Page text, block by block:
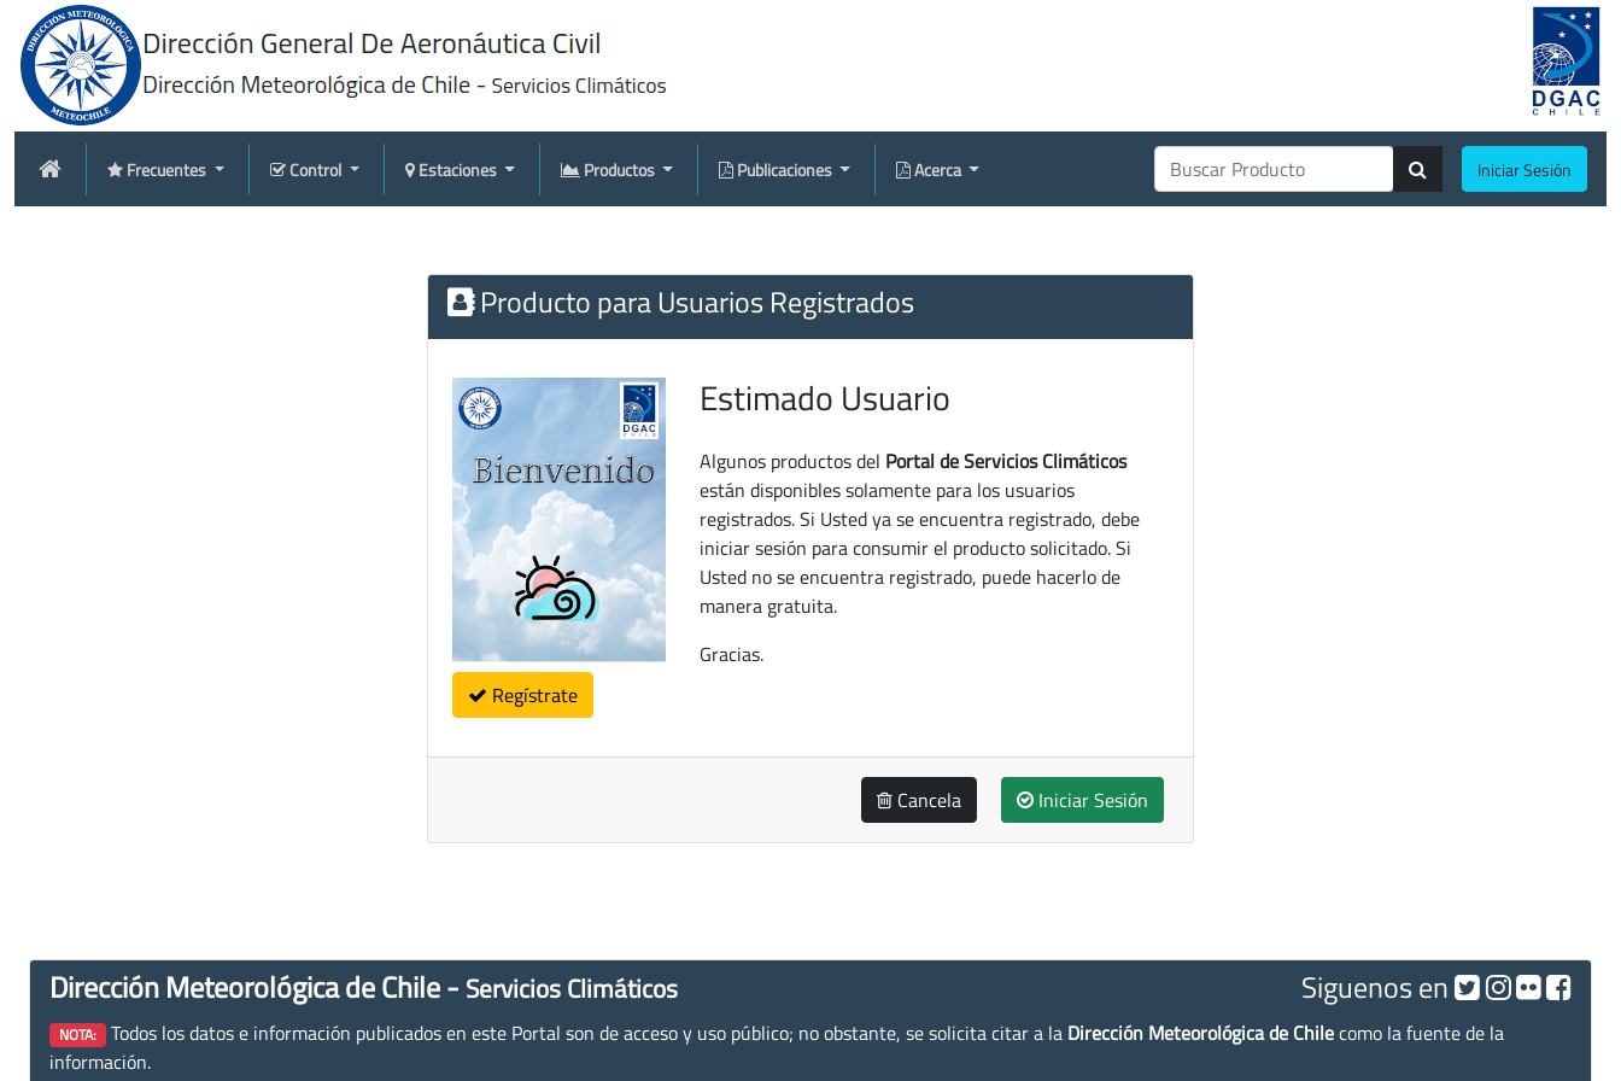
Frecuentes Control Estaciones Productos Publicaciones Acerca Iniciar Sesión
Producto para Usuarios Registrados
Regístrate
Estimado Usuario
Algunos productos del Portal de Servicios Climáticos
están disponibles solamente para los usuarios
registrados. Si Usted ya se encuentra registrado, debe
iniciar sesión para consumir el producto solicitado. Si
Usted no se encuentra registrado, puede hacerlo de
manera gratuita.
Gracias.
Cancela Iniciar Sesión
Dirección Meteorológica de Chile - Servicios Climáticos Siguenos en
NOTA: Todos los datos e información publicados en este Portal son de acceso y uso público; no obstante, se solicita citar a la Dirección Meteorológica de Chilecomo la fuente de la
información.